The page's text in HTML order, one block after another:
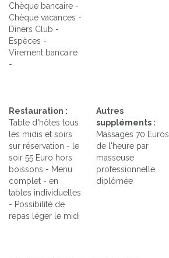
Chèque bancaire -
Chèque vacances -
Diners Club -
Espèces -
Virement bancaire
-
Restauration :
Table d'hôtes tous
les midis et soirs
sur réservation - le
soir 55 Euro hors
boissons - Menu
complet - en
tables individuelles
- Possibilité de
repas léger le midi
Autres
suppléments :
Massages 70 Euros
de l'heure par
masseuse
professionnelle
diplômée